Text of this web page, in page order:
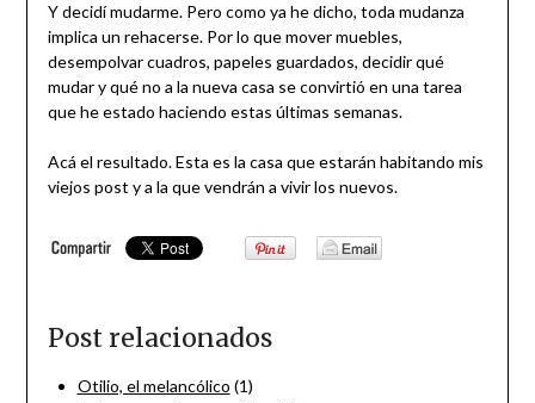
Y decidí mudarme. Pero como ya he dicho, toda mudanza
implica un rehacerse. Por lo que mover muebles,
desempolvar cuadros, papeles guardados, decidir qué
mudar y qué no a la nueva casa se convirtió en una tarea
que he estado haciendo estas últimas semanas.
Acá el resultado. Esta es la casa que estarán habitando mis
viejos post y a la que vendrán a vivir los nuevos.
Post relacionados
Otilio, el melancólico (1)